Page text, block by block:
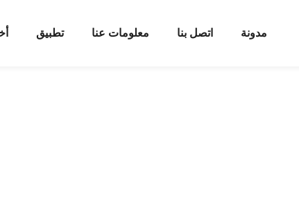
تطبيق معلومات عنا اتصل بنا مدونة